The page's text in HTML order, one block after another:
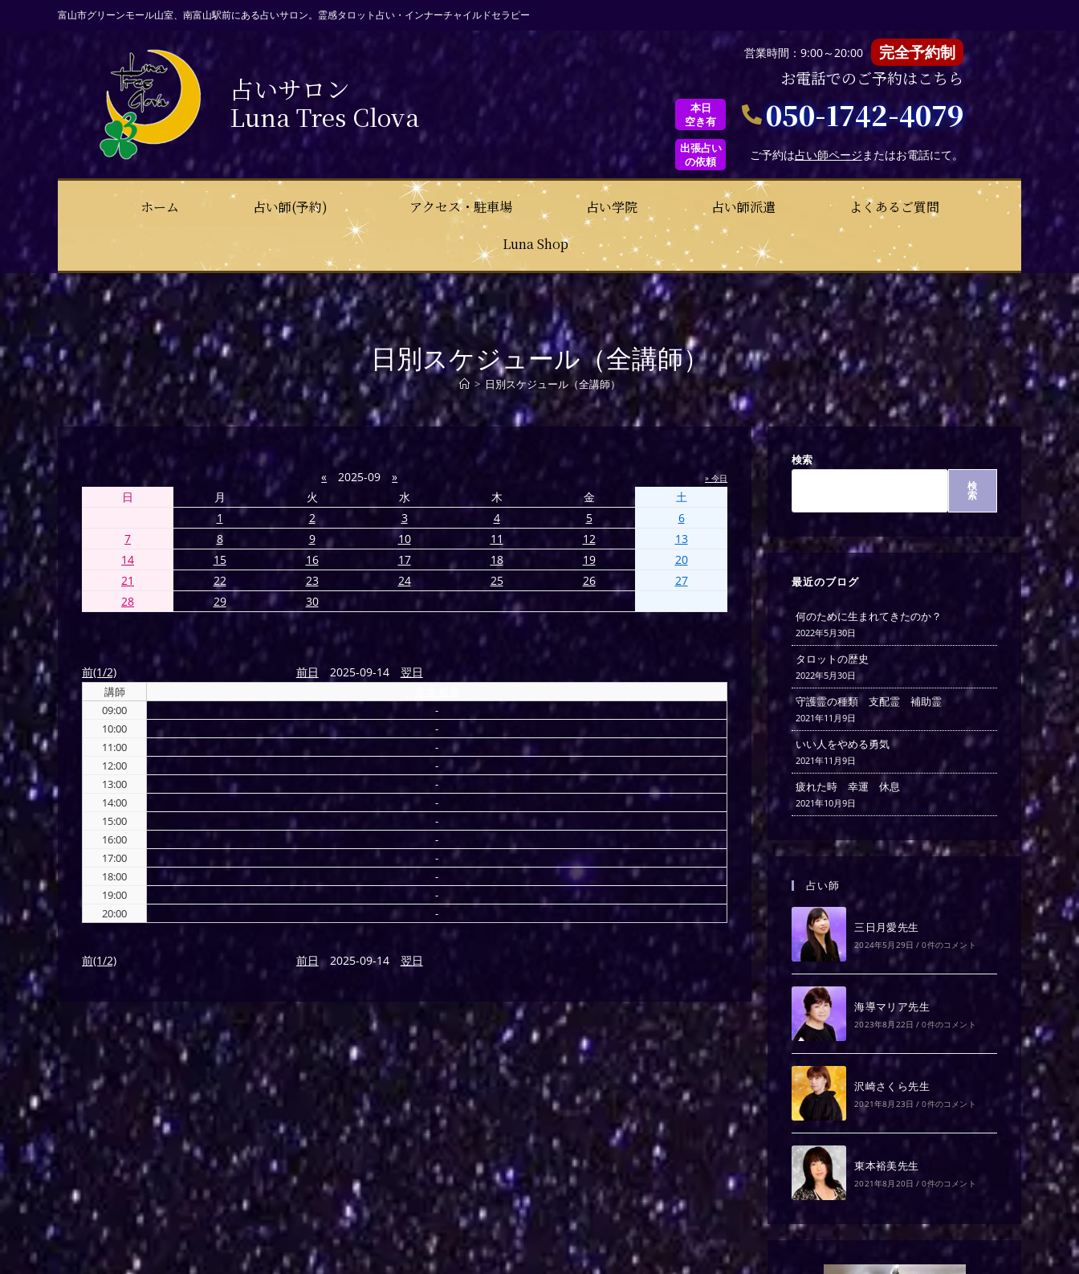
富山市グリーンモール山室、南富山駅前にある占いサロン。霊感タロット占い・インナーチャイルドセラピー
占いサロン
Luna Tres Clova
営業時間：9:00～20:00 完全予約制
お電話でのご予約はこちら
本日
空き有
050-1742-4079
出張占い
の依頼
ご予約は占い師ページまたはお電話にて。
ホーム 占い師(予約) アクセス・駐車場 占い学院 占い師派遣
よくあるご質問
Luna Shop
日別スケジュール（全講師）
> 日別スケジュール（全講師）
« 2025-09 » » 今日
日 月 火 水 木 金
土
1
2 3 4 5
6
7
8 9 10 11 12
13
14
15 16 17 18 19
20
21
22 23 24 25 26
27
28
29 30
前(1/2) 前日 2025-09-14 翌日
講師
09:00
-
10:00
-
11:00
-
12:00
-
13:00
-
14:00
-
15:00
-
16:00
-
17:00
-
18:00
-
19:00
-
20:00
-
前(1/2) 前日 2025-09-14 翌日
検索
検
索
最近のブログ
何のために生まれてきたのか？
2022年5月30日
タロットの歴史
2022年5月30日
守護霊の種類 支配霊 補助霊
2021年11月9日
いい人をやめる勇気
2021年11月9日
疲れた時 幸運 休息
2021年10月9日
占い師
三日月愛先生
2024年5月29日 / 0件のコメント
海導マリア先生
2023年8月22日 / 0件のコメント
沢崎さくら先生
2021年8月23日 / 0件のコメント
東本裕美先生
2021年8月20日 / 0件のコメント